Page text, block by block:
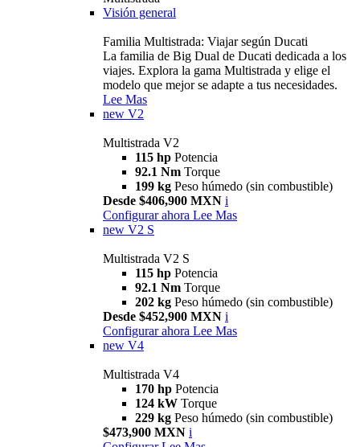
Visión general
Familia Multistrada: Viajar según Ducati
La familia de Big Dual de Ducati dedicada a los
viajes. Explora la gama Multistrada y elige el
modelo que mejor se adapte a tus necesidades.
Lee Mas
new V2
Multistrada V2
115 hp Potencia
92.1 Nm Torque
199 kg Peso húmedo (sin combustible)
Desde $406,900 MXN i
Configurar ahora Lee Mas
new V2 S
Multistrada V2 S
115 hp Potencia
92.1 Nm Torque
202 kg Peso húmedo (sin combustible)
Desde $452,900 MXN i
Configurar ahora Lee Mas
new V4
Multistrada V4
170 hp Potencia
124 kW Torque
229 kg Peso húmedo (sin combustible)
$473,900 MXN i